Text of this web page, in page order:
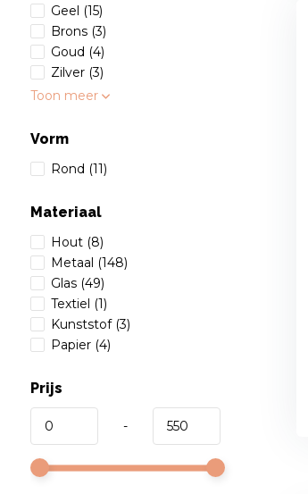
Geel (15)
Brons (3)
Goud (4)
Zilver (3)
Toon meer
Vorm
Rond (11)
Materiaal
Hout (8)
Metaal (148)
Glas (49)
Textiel (1)
Kunststof (3)
Papier (4)
Prijs
-